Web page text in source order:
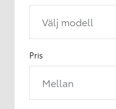
Välj modell
Pris
Mellan